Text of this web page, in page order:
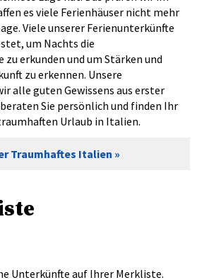
es viele Ferienhäuser nicht mehr
Viele unserer Ferienunterkünfte
um Nachts die
zu erkunden und um Stärken und
zu erkennen. Unsere
alle guten Gewissens aus erster
Sie persönlich und finden Ihr
Urlaub in Italien.
Traumhaftes Italien
Unterkünfte auf Ihrer Merkliste.